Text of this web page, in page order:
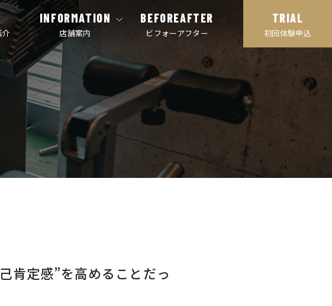
INFORMATION
店舗案内
BEFOREAFTER
ビフォーアフター
TRIAL
初回体験申込
肯定感”を高めることだっ